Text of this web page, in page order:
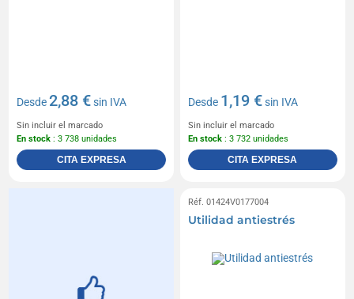
Desde2,88 €sin IVA
Sin incluir el marcado
En stock : 3 738 unidades
CITA EXPRESA
Desde 1,19 €sin IVA
Sin incluir el marcado
En stock : 3 732 unidades
CITA EXPRESA
Réf. 01424V0177004
Utilidad antiestrés